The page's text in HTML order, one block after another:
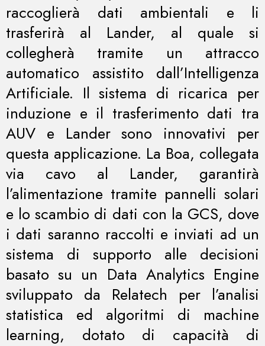
raccoglierà dati ambientali e li
trasferirà al Lander, al quale si
collegherà tramite un attracco
automatico assistito dall’Intelligenza
Artificiale. Il sistema di ricarica per
induzione e il trasferimento dati tra
AUV e Lander sono innovativi per
questa applicazione. La Boa, collegata
via cavo al Lander, garantirà
l’alimentazione tramite pannelli solari
e lo scambio di dati con la GCS, dove
i dati saranno raccolti e inviati ad un
sistema di supporto alle decisioni
basato su un Data Analytics Engine
sviluppato da Relatech per l’analisi
statistica ed algoritmi di machine
learning, dotato di capacità di